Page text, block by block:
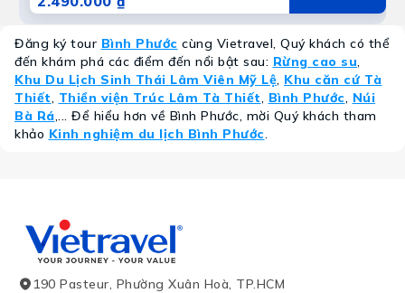
Đăng ký tour Bình Phước cùng Vietravel, Quý khách có thể
đến khám phá các điểm đến nổi bật sau: Rừng cao su,
Khu Du Lịch Sinh Thái Lâm Viên Mỹ Lệ, Khu căn cứ Tà
Thiết, Thiền viện Trúc Lâm Tà Thiết, Bình Phước, Núi
Bà Rá,... Để hiểu hơn về Bình Phước, mời Quý khách tham
khảo Kinh nghiệm du lịch Bình Phước.
190 Pasteur, Phường Xuân Hoà, TP.HCM